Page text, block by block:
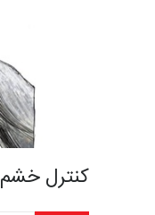
کنترل خشم